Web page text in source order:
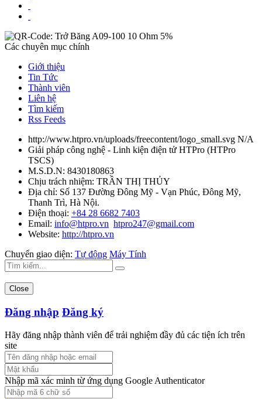
Các chuyên mục chính
Giới thiệu
Tin Tức
Thành viên
Liên hệ
Tìm kiếm
Rss Feeds
http://www.htpro.vn/uploads/freecontent/logo_small.svg N/A
Giải pháp công nghệ - Linh kiện điện tử HTPro (HTPro
TSCS)
M.S.D.N: 8430180863
Chịu trách nhiệm: TRẦN THỊ THỦY
Địa chỉ: Số 137 Đường Đông Mỹ - Vạn Phúc, Đông Mỹ,
Thanh Trì, Hà Nội.
Điện thoại: +84 28 6682 7403
Email: info@htpro.vn htpro247@gmail.com
Website: http://htpro.vn
Chuyển giao diện: Tự động Máy Tính
Close
Đăng nhập Đăng ký
Hãy đăng nhập thành viên để trải nghiệm đầy đủ các tiện ích trên
site
Nhập mã xác minh từ ứng dụng Google Authenticator